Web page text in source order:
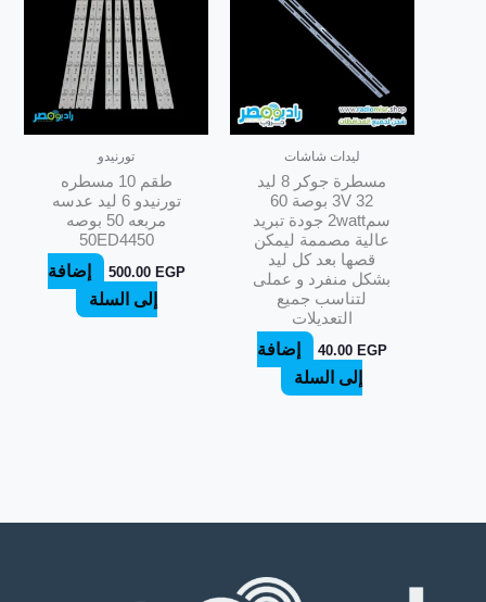
ليدات شاشات
مسطرة جوكر 8 ليد
3V 32 بوصة 60
سم2watt جودة تبريد
عالية مصممة ليمكن
قصها بعد كل ليد
بشكل منفرد و عملى
لتناسب جميع
التعديلات
40.00 EGP
إضافة
إلى السلة
تورنيدو
طقم 10 مسطره
تورنيدو 6 ليد عدسه
مربعه 50 بوصه
50ED4450
500.00 EGP
إضافة
إلى السلة